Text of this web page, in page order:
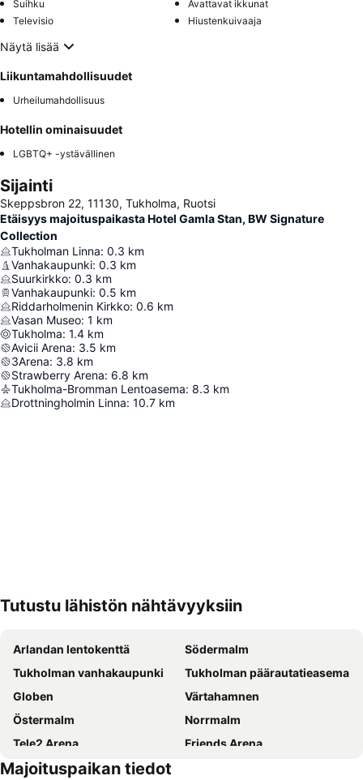
Suihku
Avattavat ikkunat
Televisio
Hiustenkuivaaja
Näytä lisää
Liikuntamahdollisuudet
Urheilumahdollisuus
Hotellin ominaisuudet
LGBTQ+ -ystävällinen
Sijainti
Skeppsbron 22, 11130, Tukholma, Ruotsi
Etäisyys majoituspaikasta Hotel Gamla Stan, BW Signature
Collection
Tukholman Linna: 0.3 km
Vanhakaupunki: 0.3 km
Suurkirkko: 0.3 km
Vanhakaupunki: 0.5 km
Riddarholmenin Kirkko: 0.6 km
Vasan Museo: 1 km
Tukholma: 1.4 km
Avicii Arena: 3.5 km
3Arena: 3.8 km
Strawberry Arena: 6.8 km
Tukholma-Bromman Lentoasema: 8.3 km
Drottningholmin Linna: 10.7 km
Tutustu lähistön nähtävyyksiin
Arlandan lentokenttä
Södermalm
Tukholman vanhakaupunki
Tukholman päärautatieasema
Globen
Värtahamnen
Östermalm
Norrmalm
Tele2 Arena
Friends Arena
Cityterminalen
Majoituspaikan tiedot